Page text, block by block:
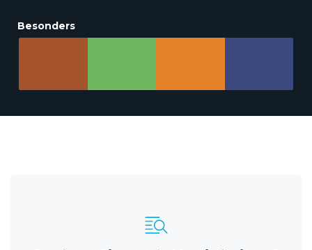
Besonders